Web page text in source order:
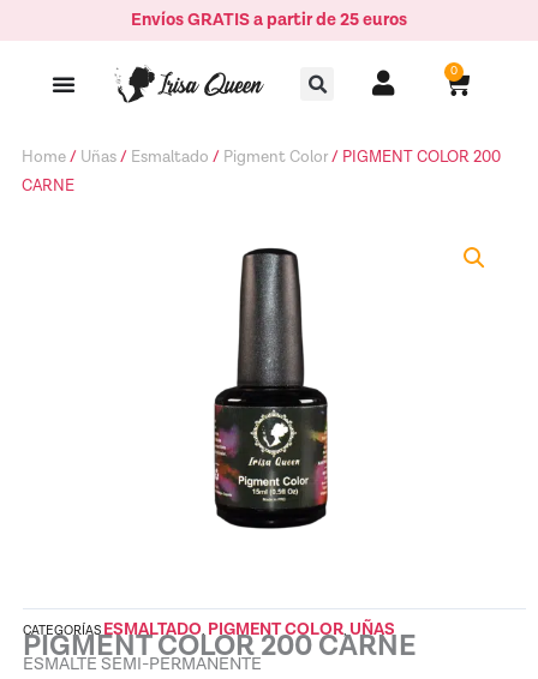
al
Envíos GRATIS a partir de 25 euros
Buscar 0
Carrito
Home/ Uñas/ Esmaltado / Pigment Color/ PIGMENT COLOR 200
CARNE
CATEGORÍASESMALTADO, PIGMENT COLOR,UÑAS
PIGMENT COLOR 200 CARNE
ESMALTE SEMI-PERMANENTE